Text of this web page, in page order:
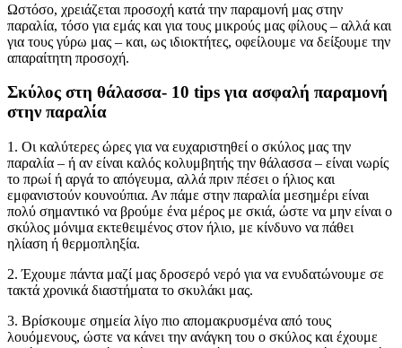
Ωστόσο, χρειάζεται προσοχή κατά την παραμονή μας στην
παραλία, τόσο για εμάς και για τους μικρούς μας φίλους – αλλά και
για τους γύρω μας – και, ως ιδιοκτήτες, οφείλουμε να δείξουμε την
απαραίτητη προσοχή.
Σκύλος στη θάλασσα- 10 tips για ασφαλή παραμονή
στην παραλία
1. Οι καλύτερες ώρες για να ευχαριστηθεί ο σκύλος μας την
παραλία – ή αν είναι καλός κολυμβητής την θάλασσα – είναι νωρίς
το πρωί ή αργά το απόγευμα, αλλά πριν πέσει ο ήλιος και
εμφανιστούν κουνούπια. Αν πάμε στην παραλία μεσημέρι είναι
πολύ σημαντικό να βρούμε ένα μέρος με σκιά, ώστε να μην είναι ο
σκύλος μόνιμα εκτεθειμένος στον ήλιο, με κίνδυνο να πάθει
ηλίαση ή θερμοπληξία.
2. Έχουμε πάντα μαζί μας δροσερό νερό για να ενυδατώνουμε σε
τακτά χρονικά διαστήματα το σκυλάκι μας.
3. Βρίσκουμε σημεία λίγο πιο απομακρυσμένα από τους
λουόμενους, ώστε να κάνει την ανάγκη του ο σκύλος και έχουμε